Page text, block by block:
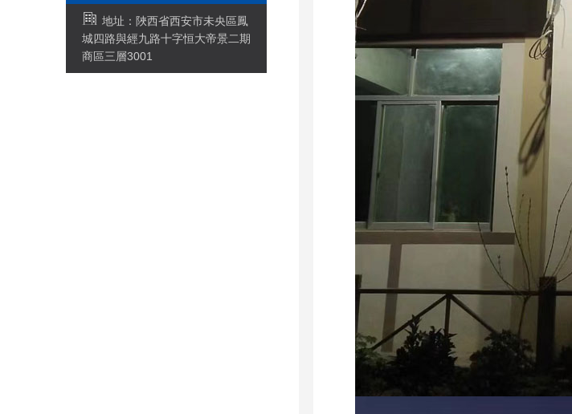
地址：陜西省西安市未央區鳳
城四路與經九路十字恒大帝景二期
商區三層3001